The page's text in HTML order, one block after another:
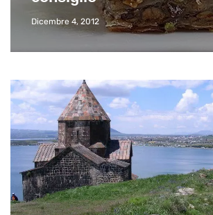
Dicembre 4, 2012